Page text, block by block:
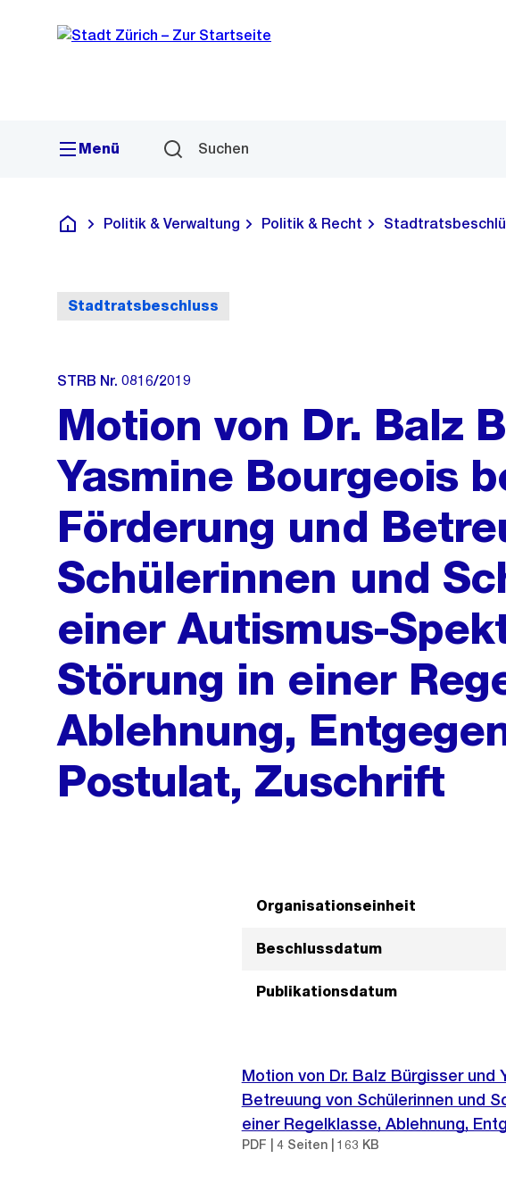
Navigation
Sprunglink
Menü Suchen
Deutsch
Politik & Verwaltung Politik & Recht
Stadtratsbeschluss
STRB Nr. 0816/2019
Motion von Dr. Balz
Yasmine Bourgeois
Förderung und
Schülerinnen und
einer Autismus-
Störung in einer
Ablehnung,
Postulat, Zuschrift
Organisationseinheit
Beschlussdatum
Publikationsdatum
Motion von Dr. Balz Bürgisser
Betreuung von Schülerinnen und
einer Regelklasse, Ablehnung,
PDF | 4 Seiten | 163 KB